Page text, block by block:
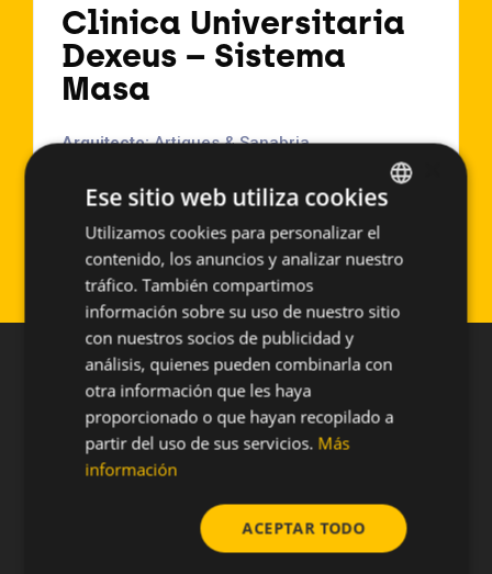
Clinica Universitaria
Dexeus – Sistema
Masa
Arquitecto:Artigues & Sanabria
Año de Ejecución:2008
Superficie aproximada:
Sistema empleado:
PF-ALU/PL
SPANISH
ENGLISH
Ese sitio web utiliza cookies
Utilizamos cookies para personalizar el
contenido, los anuncios y analizar nuestro
tráfico. También compartimos
información sobre su uso de nuestro sitio
con nuestros socios de publicidad y
análisis, quienes pueden combinarla con
otra información que les haya
proporcionado o que hayan recopilado a
partir del uso de sus servicios. Más
información
ACEPTAR TODO